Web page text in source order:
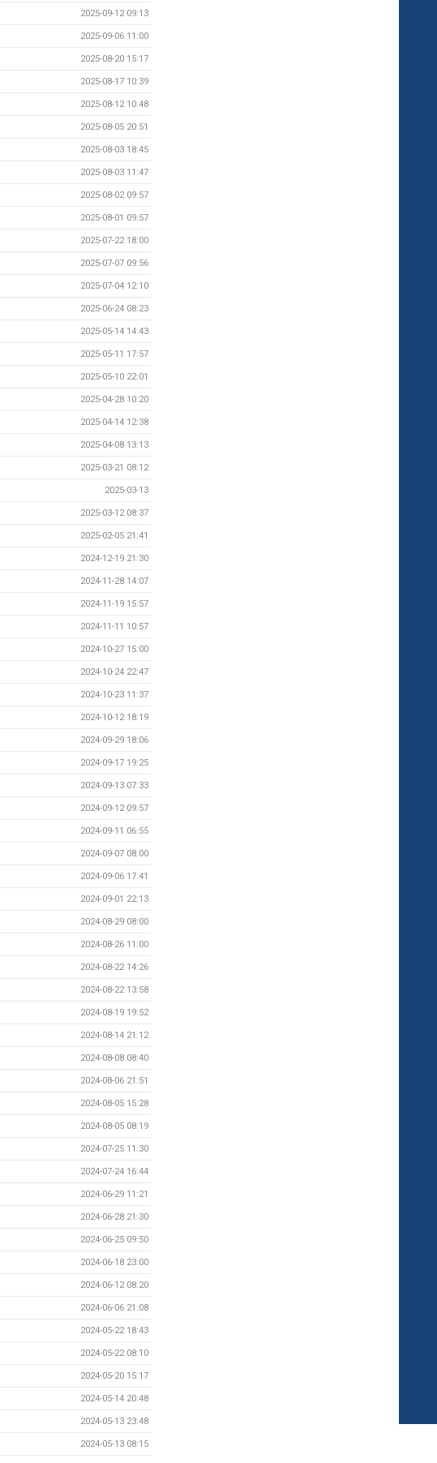
2025-09-12 09:13
2025-09-06 11:00
2025-08-20 15:17
2025-08-17 10:39
2025-08-12 10:48
2025-08-05 20:51
2025-08-03 18:45
2025-08-03 11:47
2025-08-02 09:57
2025-08-01 09:57
2025-07-22 18:00
2025-07-07 09:56
2025-07-04 12:10
2025-06-24 08:23
2025-05-14 14:43
2025-05-11 17:57
2025-05-10 22:01
2025-04-28 10:20
2025-04-14 12:38
2025-04-08 13:13
2025-03-21 08:12
2025-03-13
2025-03-12 08:37
2025-02-05 21:41
2024-12-19 21:30
2024-11-28 14:07
2024-11-19 15:57
2024-11-11 10:57
2024-10-27 15:00
2024-10-24 22:47
2024-10-23 11:37
2024-10-12 18:19
2024-09-29 18:06
2024-09-17 19:25
2024-09-13 07:33
2024-09-12 09:57
2024-09-11 06:55
2024-09-07 08:00
2024-09-06 17:41
2024-09-01 22:13
2024-08-29 08:00
2024-08-26 11:00
2024-08-22 14:26
2024-08-22 13:58
2024-08-19 19:52
2024-08-14 21:12
2024-08-08 08:40
2024-08-06 21:51
2024-08-05 15:28
2024-08-05 08:19
2024-07-25 11:30
2024-07-24 16:44
2024-06-29 11:21
2024-06-28 21:30
2024-06-25 09:50
2024-06-18 23:00
2024-06-12 08:20
2024-06-06 21:08
2024-05-22 18:43
2024-05-22 08:10
2024-05-20 15:17
2024-05-14 20:48
2024-05-13 23:48
2024-05-13 08:15